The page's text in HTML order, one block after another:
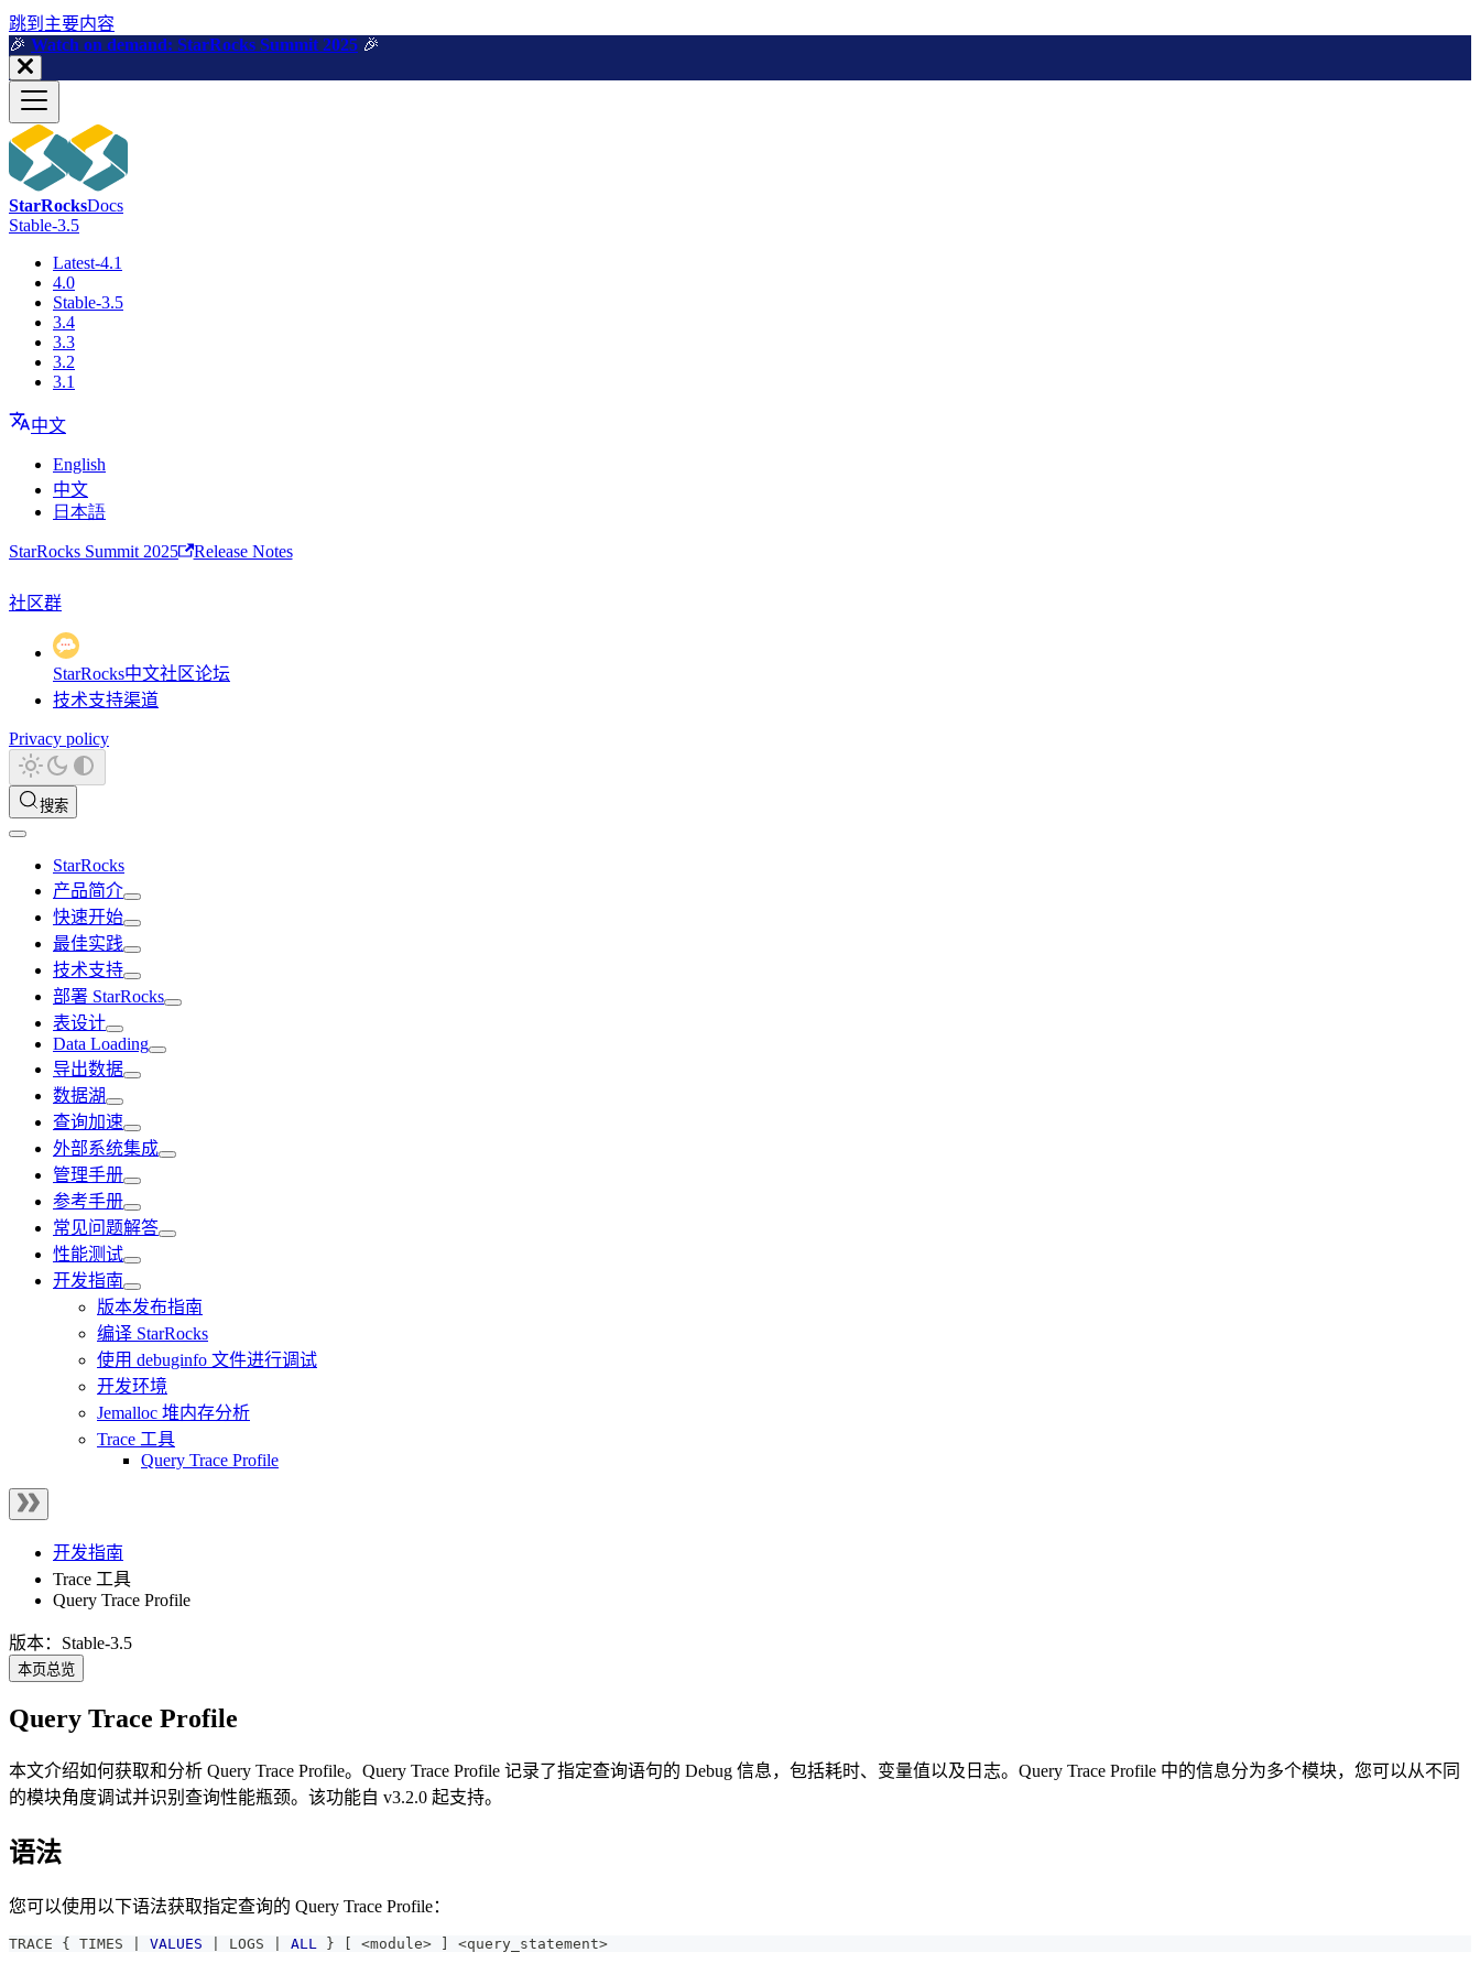
跳到主要内容
🎉️ Watch on demand: StarRocks Summit 2025 🎉️
StarRocksDocs
Stable-3.5
Latest-4.1
4.0
Stable-3.5
3.4
3.3
3.2
3.1
中文
English
中文
日本語
StarRocks Summit 2025 Release Notes
社区群
StarRocks中文社区论坛
技术支持渠道
Privacy policy
搜索
StarRocks
产品简介
快速开始
最佳实践
技术支持
部署 StarRocks
表设计
Data Loading
导出数据
数据湖
查询加速
外部系统集成
管理手册
参考手册
常见问题解答
性能测试
开发指南
版本发布指南
编译 StarRocks
使用 debuginfo 文件进行调试
开发环境
Jemalloc 堆内存分析
Trace 工具
Query Trace Profile
开发指南
Trace 工具
Query Trace Profile
版本：Stable-3.5
本页总览
Query Trace Profile
本文介绍如何获取和分析 Query Trace Profile。Query Trace Profile 记录了指定查询语句的 Debug 信息，包括耗时、变量值以及日志。Query Trace Profile 中的信息分为多个模块，您可以从不同
的模块角度调试并识别查询性能瓶颈。该功能自 v3.2.0 起支持。
语法
您可以使用以下语法获取指定查询的 Query Trace Profile：
TRACE { TIMES VALUES LOGS ALL } [ <module> ] <query_statement>